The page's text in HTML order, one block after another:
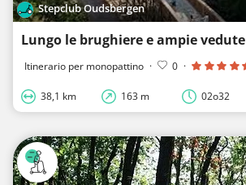
Stepclub Oudsbergen
Lungo le brughiere e ampie vedute
Itinerario per monopattino · 0 ·
38,1 km 163 m 02o32